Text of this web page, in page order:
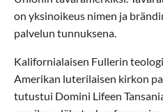
on yksinoikeus nimen ja
palvelun tunnuksena.
Kalifornialaisen Fullerin
Amerikan luterilaisen kirkon
tutustui Domini Lifeen